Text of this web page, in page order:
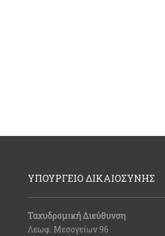
ΥΠΟΥΡΓΕΙΟ ΔΙΚΑΙΟΣΥΝΗΣ
Ταχυδρομική Διεύθυνση
Λεωφ. Μεσογείων 96